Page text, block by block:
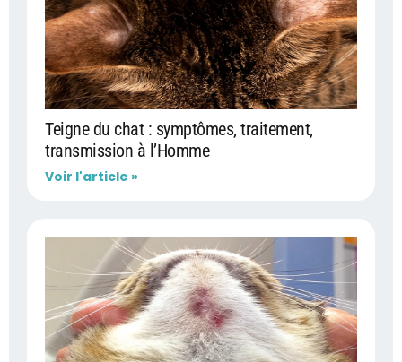
Teigne du chat : symptômes, traitement,
transmission à l’Homme
Voir l'article »